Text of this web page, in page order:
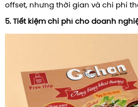
offset, nhưng thời gian và chi phí
5. Tiết kiệm chi phí cho doanh